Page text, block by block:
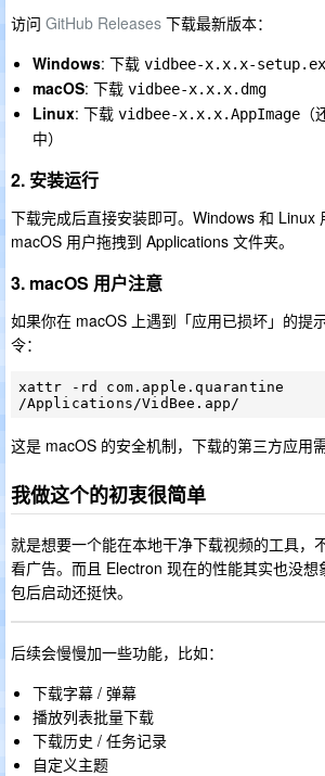
访问 GitHub Releases 下载最新版本：
Windows: 下载 vidbee-x.x.x-
macOS: 下载 vidbee-x.x.x.dmg
Linux: 下载 vidbee-x.x.x.AppImage
中）
2. 安装运行
下载完成后直接安装即可。Windows 和 Linux
macOS 用户拖拽到 Applications 文件夹。
3. macOS 用户注意
如果你在 macOS 上遇到「应用已损坏」的提
令：
xattr -rd com.apple.quarantine
这是 macOS 的安全机制，下载的第三方应用
我做这个的初衷很简单
就是想要一个能在本地干净下载视频的工具，
看广告。而且 Electron 现在的性能其实也没
包后启动还挺快。
后续会慢慢加一些功能，比如：
下载字幕 / 弹幕
播放列表批量下载
下载历史 / 任务记录
自定义主题